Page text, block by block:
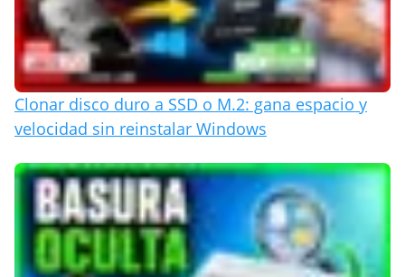
Clonar disco duro a SSD o M.2: gana espacio y
velocidad sin reinstalar Windows